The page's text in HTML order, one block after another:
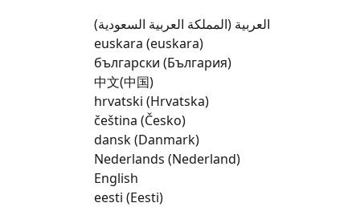
العربية (المملكة العربية السعودية)
euskara (euskara)
български (България)
中文(中国)
hrvatski (Hrvatska)
čeština (Česko)
dansk (Danmark)
Nederlands (Nederland)
English
eesti (Eesti)